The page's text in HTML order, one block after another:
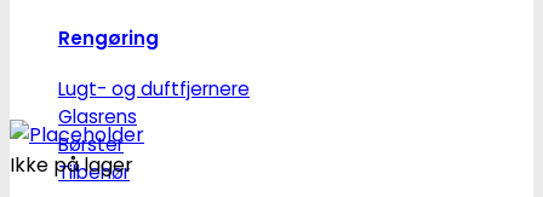
Rengøring
Lugt- og duftfjernere
Glasrens
Børster
Tilbehør
Ikke på lager